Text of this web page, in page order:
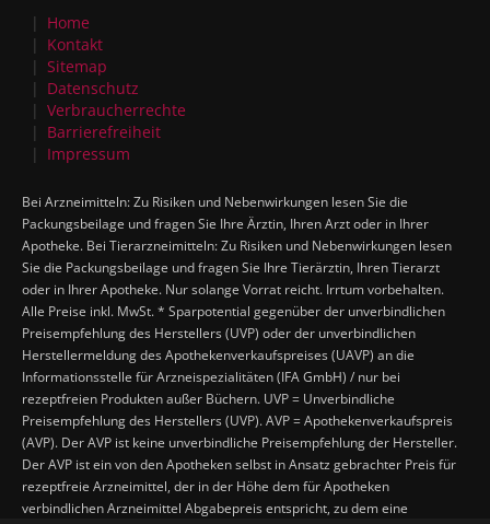
Home
Kontakt
Sitemap
Datenschutz
Verbraucherrechte
Barrierefreiheit
Impressum
Bei Arzneimitteln: Zu Risiken und Nebenwirkungen lesen Sie die
Packungsbeilage und fragen Sie Ihre Ärztin, Ihren Arzt oder in Ihrer
Apotheke. Bei Tierarzneimitteln: Zu Risiken und Nebenwirkungen lesen
Sie die Packungsbeilage und fragen Sie Ihre Tierärztin, Ihren Tierarzt
oder in Ihrer Apotheke. Nur solange Vorrat reicht. Irrtum vorbehalten.
Alle Preise inkl. MwSt. * Sparpotential gegenüber der unverbindlichen
Preisempfehlung des Herstellers (UVP) oder der unverbindlichen
Herstellermeldung des Apothekenverkaufspreises (UAVP) an die
Informationsstelle für Arzneispezialitäten (IFA GmbH) / nur bei
rezeptfreien Produkten außer Büchern. UVP = Unverbindliche
Preisempfehlung des Herstellers (UVP). AVP = Apothekenverkaufspreis
(AVP). Der AVP ist keine unverbindliche Preisempfehlung der Hersteller.
Der AVP ist ein von den Apotheken selbst in Ansatz gebrachter Preis für
rezeptfreie Arzneimittel, der in der Höhe dem für Apotheken
verbindlichen Arzneimittel Abgabepreis entspricht, zu dem eine